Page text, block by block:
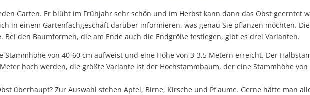
Garten. Er blüht im Frühjahr sehr schön und im Herbst kann dann das Obst geerntet
in einem Gartenfachgeschäft darüber informieren, was genau Sie pflanzen möchten.
Bei den Baumformen, die am Ende auch die Endgröße festlegen, gibt es drei Varianten.
von 40-60 cm aufweist und eine Höhe von 3-3,5 Metern erreicht. Der
hoch werden, die größte Variante ist der Hochstammbaum, der eine Stammhöhe
überhaupt? Zur Auswahl stehen Apfel, Birne, Kirsche und Pflaume. Gerne hätte man